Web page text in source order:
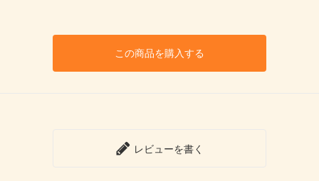
この商品を購入する
レビューを書く